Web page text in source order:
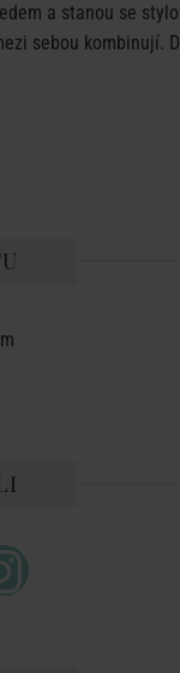
a stanou se
sebou kombinují.